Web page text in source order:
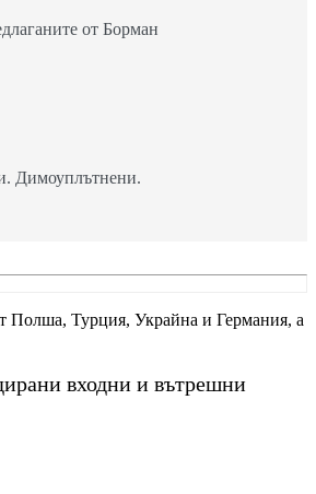
от Борман
Димоуплътнени.
Полша, Турция, Украйна и Германия, а
входни и вътрешни